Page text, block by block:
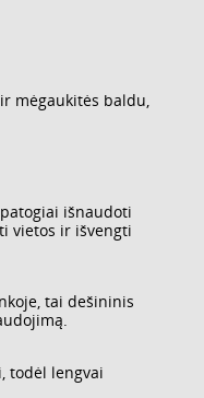
mėgaukitės baldu,
išnaudoti
vietos ir išvengti
tai dešininis
todėl lengvai